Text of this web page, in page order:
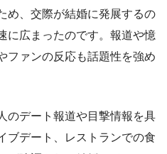
め、交際が結婚に発展するの
に広まったのです。報道や憶
ファンの反応も話題性を強め
のデート報道や目撃情報を具
ブデート、レストランでの食